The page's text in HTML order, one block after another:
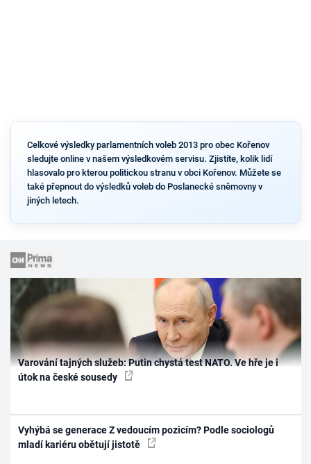
Celkové výsledky parlamentních voleb 2013 pro obec Kořenov
sledujte online v našem výsledkovém servisu. Zjistíte, kolik lidí
hlasovalo pro kterou politickou stranu v obci Kořenov. Můžete se
také přepnout do výsledků voleb do Poslanecké sněmovny v
jiných letech.
Varování tajných služeb: Putin chystá test NATO. Ve hře je i
útok na české sousedy
Vyhýbá se generace Z vedoucím pozicím? Podle sociologů
mladí kariéru obětují jistotě